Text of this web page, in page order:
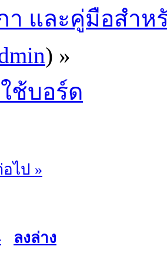
า และคู่มือสำห
) »
ช้บอร์ด
อไป »
ลงล่าง